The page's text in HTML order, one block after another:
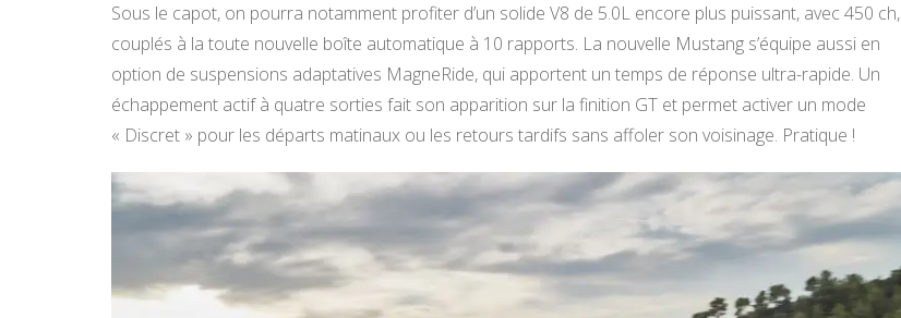
Sous le capot, on pourra notamment profiter d’un solide V8 de 5.0L encore plus puissant, avec 450 ch,
couplés à la toute nouvelle boîte automatique à 10 rapports. La nouvelle Mustang s’équipe aussi en
option de suspensions adaptatives MagneRide, qui apportent un temps de réponse ultra-rapide. Un
échappement actif à quatre sorties fait son apparition sur la finition GT et permet activer un mode
« Discret » pour les départs matinaux ou les retours tardifs sans affoler son voisinage. Pratique !